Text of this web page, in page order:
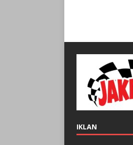
IKLAN